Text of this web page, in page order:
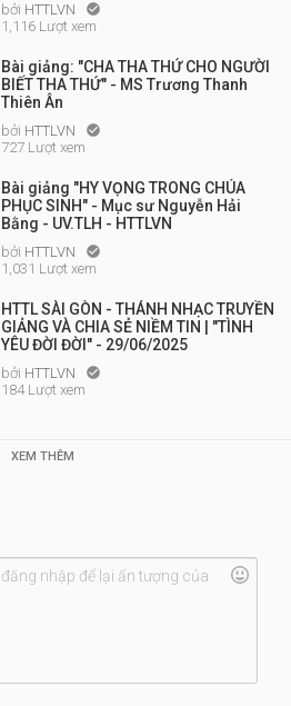
bởi HTTLVN 
1,116 Lượt xem
Bài giảng: "CHA THA THỨ CHO NGƯỜI
BIẾT THA THỨ" - MS Trương Thanh
Thiên Ân
bởi HTTLVN 
727 Lượt xem
Bài giảng "HY VỌNG TRONG CHÚA
PHỤC SINH" - Mục sư Nguyễn Hải
Bằng - UV.TLH - HTTLVN
bởi HTTLVN 
1,031 Lượt xem
HTTL SÀI GÒN - THÁNH NHẠC TRUYỀN
GIẢNG VÀ CHIA SẺ NIỀM TIN | "TÌNH
YÊU ĐỜI ĐỜI" - 29/06/2025
bởi HTTLVN 
184 Lượt xem
XEM THÊM